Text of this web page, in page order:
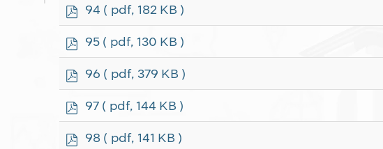
p
94 ( pdf, 182 KB )
p
95 ( pdf, 130 KB )
p
96 ( pdf, 379 KB )
p
97 ( pdf, 144 KB )
p
98 ( pdf, 141 KB )